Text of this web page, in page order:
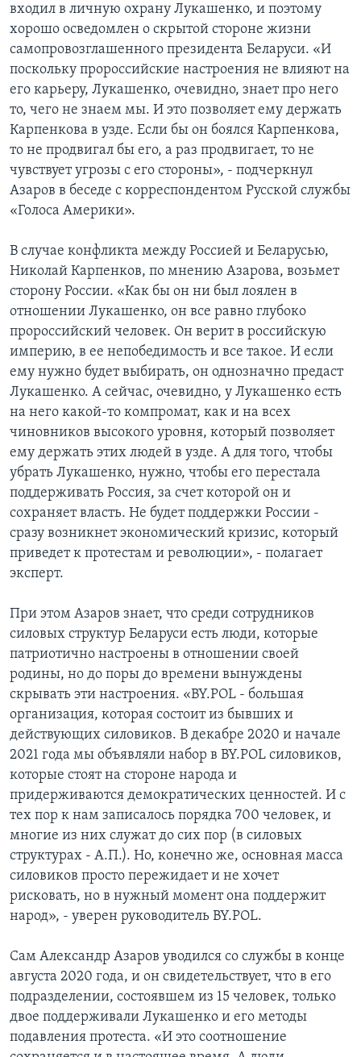
входил в личную охрану Лукашенко, и поэтому
хорошо осведомлен о скрытой стороне жизни
самопровозглашенного президента Беларуси. «И
поскольку пророссийские настроения не влияют на
его карьеру, Лукашенко, очевидно, знает про него
то, чего не знаем мы. И это позволяет ему держать
Карпенкова в узде. Если бы он боялся Карпенкова,
то не продвигал бы его, а раз продвигает, то не
чувствует угрозы с его стороны», - подчеркнул
Азаров в беседе с корреспондентом Русской службы
«Голоса Америки».
В случае конфликта между Россией и Беларусью,
Николай Карпенков, по мнению Азарова, возьмет
сторону России. «Как бы он ни был лоялен в
отношении Лукашенко, он все равно глубоко
пророссийский человек. Он верит в российскую
империю, в ее непобедимость и все такое. И если
ему нужно будет выбирать, он однозначно предаст
Лукашенко. А сейчас, очевидно, у Лукашенко есть
на него какой-то компромат, как и на всех
чиновников высокого уровня, который позволяет
ему держать этих людей в узде. А для того, чтобы
убрать Лукашенко, нужно, чтобы его перестала
поддерживать Россия, за счет которой он и
сохраняет власть. Не будет поддержки России -
сразу возникнет экономический кризис, который
приведет к протестам и революции», - полагает
эксперт.
При этом Азаров знает, что среди сотрудников
силовых структур Беларуси есть люди, которые
патриотично настроены в отношении своей
родины, но до поры до времени вынуждены
скрывать эти настроения. «BY.POL - большая
организация, которая состоит из бывших и
действующих силовиков. В декабре 2020 и начале
2021 года мы объявляли набор в BY.POL силовиков,
которые стоят на стороне народа и
придерживаются демократических ценностей. И с
тех пор к нам записалось порядка 700 человек, и
многие из них служат до сих пор (в силовых
структурах - А.П.). Но, конечно же, основная масса
силовиков просто пережидает и не хочет
рисковать, но в нужный момент она поддержит
народ», - уверен руководитель BY.POL.
Сам Александр Азаров уводился со службы в конце
августа 2020 года, и он свидетельствует, что в его
подразделении, состоявшем из 15 человек, только
двое поддерживали Лукашенко и его методы
подавления протеста. «И это соотношение